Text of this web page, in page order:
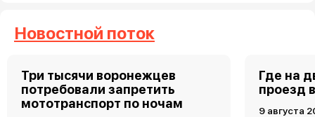
Новостной поток
Три тысячи воронежцев
потребовали запретить
мототранспорт по ночам
Где на
проезд
9 августа